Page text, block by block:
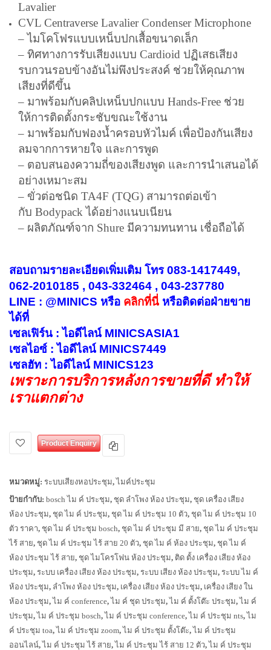
Lavalier
CVL Centraverse LavalierCondenser Microphone
– ไมโคโฟรแบบเหน็บปกเสื้อขนาดเล็ก
– ทิศทางการรับเสียงแบบ Cardioid ปฏิเสธเสียง
รบกวนรอบข้างอันไม่พึงประสงค์ ช่วยให้คุณภาพ
เสียงที่ดีขึ้น
– มาพร้อมกับคลิปเหน็บปกแบบ Hands-Free ช่วย
ให้การติดตั้งกระชับขณะใช้งาน
– มาพร้อมกับฟองน้ำครอบหัวไมค์ เพื่อป้องกันเสียง
ลมจากการหายใจ และการพูด
– ตอบสนองความถี่ของเสียงพูด และการนำเสนอได้
อย่างเหมาะสม
– ขั่วต่อชนิด TA4F (TQG) สามารถต่อเข้า
กับ Bodypack ได้อย่างแนบเนียน
– ผลิตภัณฑ์จาก Shure มีความทนทาน เชื่อถือได้
สอบถามรายละเอียดเพิ่มเติม โทร 083-1417449,
062-2010185 , 043-332464 , 043-237780
LINE : @MINICS หรือ คลิกที่นี่ หรือติดต่อฝ่ายขาย
ได้ที่
เซลเฟิร์น : ไอดีไลน์ MINICSASIA1
เซลไอซ์ : ไอดีไลน์ MINICS7449
เซลฮัท : ไอดีไลน์ MINICS123
เพราะการบริการหลังการขายที่ดี ทำให้
เราแตกต่าง
Product Enquiry
หมวดหมู่: ระบบเสียงหอประชุม,ไมค์ประชุม
ป้ายกำกับ: bosch ไม ค์ ประชุม, ชุด ลำโพง ห้อง ประชุม, ชุด เครื่อง เสียง
ห้อง ประชุม, ชุด ไม ค์ ประชุม, ชุด ไม ค์ ประชุม 10 ตัว, ชุด ไม ค์ ประชุม 10
ตัว ราคา, ชุด ไม ค์ ประชุม bosch, ชุด ไม ค์ ประชุม มี สาย, ชุด ไม ค์ ประชุม
ไร้ สาย, ชุด ไม ค์ ประชุม ไร้ สาย 20 ตัว, ชุด ไม ค์ ห้อง ประชุม, ชุด ไม ค์
ห้อง ประชุม ไร้ สาย, ชุด ไมโครโฟน ห้อง ประชุม, ติด ตั้ง เครื่อง เสียง ห้อง
ประชุม, ระบบ เครื่อง เสียง ห้อง ประชุม, ระบบ เสียง ห้อง ประชุม, ระบบ ไม ค์
ห้อง ประชุม, ลำโพง ห้อง ประชุม, เครื่อง เสียง ห้อง ประชุม, เครื่อง เสียง ใน
ห้อง ประชุม,ไม ค์ conference,ไม ค์ ชุด ประชุม,ไม ค์ ตั้งโต๊ะ ประชุม,ไม ค์
ประชุม,ไม ค์ ประชุม bosch,ไม ค์ ประชุม conference,ไม ค์ ประชุม nts,ไม
ค์ ประชุม toa,ไม ค์ ประชุม zoom,ไม ค์ ประชุม ตั้งโต๊ะ,ไม ค์ ประชุม
ออนไลน์,ไม ค์ ประชุม ไร้ สาย,ไม ค์ ประชุม ไร้ สาย 12 ตัว,ไม ค์ ประชุม